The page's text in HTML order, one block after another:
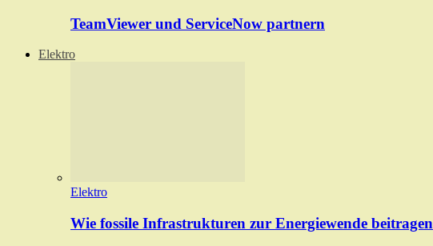
TeamViewer und ServiceNow partnern
Elektro
Elektro
Wie fossile Infrastrukturen zur Energiewende beitragen